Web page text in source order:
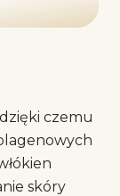
czemu
skóry